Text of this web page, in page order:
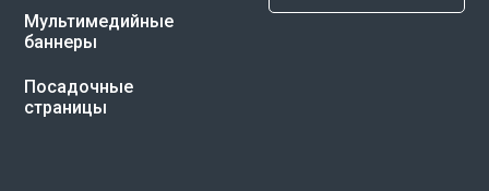
Мультимедийные
баннеры
Посадочные
страницы